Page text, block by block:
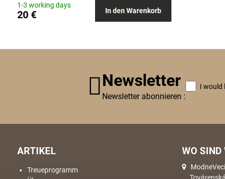
1-3 working days
20 € In den Warenkorb
Newsletter
Newsletter abonnieren :
I would
ARTIKEL
Treueprogramm
WO SIND